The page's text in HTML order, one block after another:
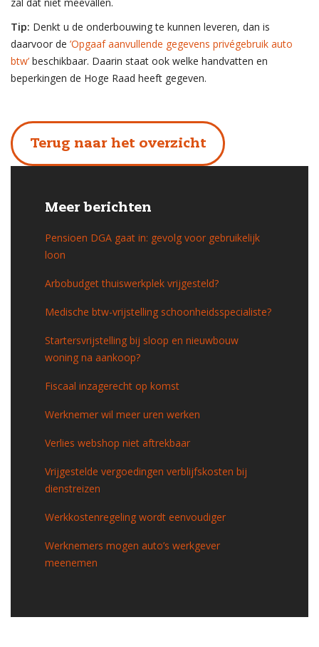
Tip: Denkt u de onderbouwing te kunnen leveren, dan is
daarvoor de ’Opgaaf aanvullende gegevens privégebruik auto
btw’ beschikbaar. Daarin staat ook welke handvatten en
beperkingen de Hoge Raad heeft gegeven.
Terug naar het overzicht
Meer berichten
Pensioen DGA gaat in: gevolg voor gebruikelijk
loon
Arbobudget thuiswerkplek vrijgesteld?
Medische btw-vrijstelling schoonheidsspecialiste?
Startersvrijstelling bij sloop en nieuwbouw
woning na aankoop?
Fiscaal inzagerecht op komst
Werknemer wil meer uren werken
Verlies webshop niet aftrekbaar
Vrijgestelde vergoedingen verblijfskosten bij
dienstreizen
Werkkostenregeling wordt eenvoudiger
Werknemers mogen auto’s werkgever
meenemen